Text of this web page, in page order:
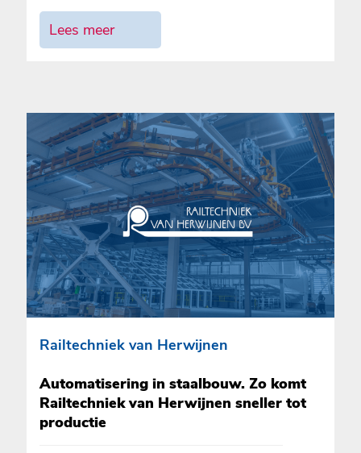
Lees meer
Railtechniek van Herwijnen
Automatisering in staalbouw. Zo komt
Railtechniek van Herwijnen sneller tot
productie